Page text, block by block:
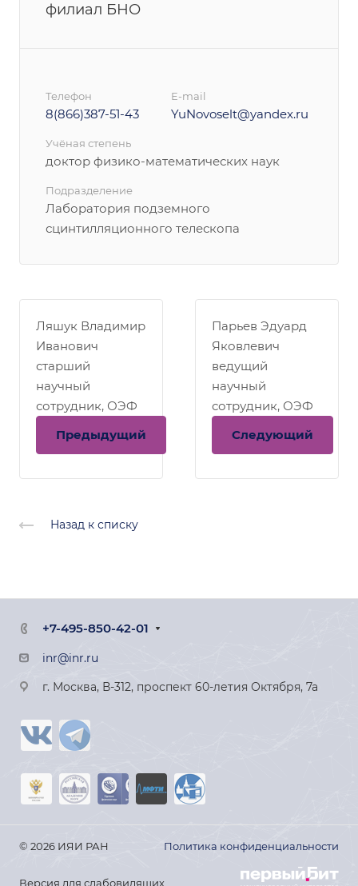
филиал БНО
Телефон
8(866)387-51-43
E-mail
YuNovoselt@yandex.ru
Учёная степень
доктор физико-математических наук
Подразделение
Лаборатория подземного
сцинтилляционного телескопа
Ляшук Владимир
Иванович
старший
научный
сотрудник, ОЭФ
Предыдущий
Парьев Эдуард
Яковлевич
ведущий
научный
сотрудник, ОЭФ
Следующий
Назад к списку
+7-495-850-42-01
inr@inr.ru
г. Москва, В-312, проспект 60-летия Октября, 7а
© 2026 ИЯИ РАН Политика конфиденциальности
Версия для слабовидящих